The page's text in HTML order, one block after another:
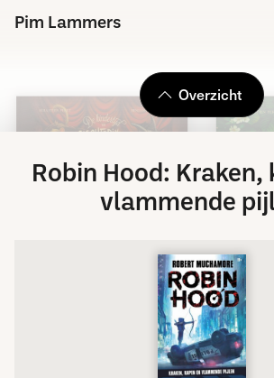
Pim Lammers
Overzicht
Robin Hood: Kraken,
vlammende